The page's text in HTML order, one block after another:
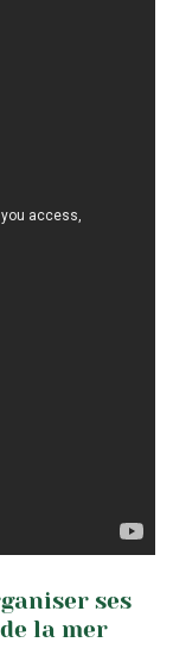
ses
la mer